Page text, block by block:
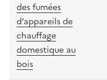
des fumées
d’appareils de
chauffage
domestique au
bois